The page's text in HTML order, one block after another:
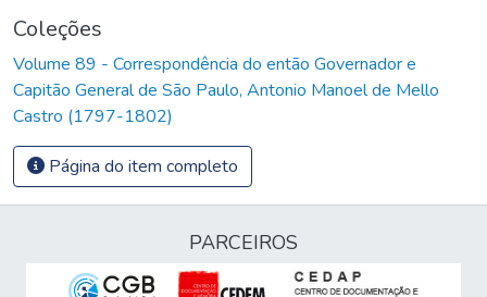
Coleções
Volume 89 - Correspondência do então Governador e
Capitão General de São Paulo, Antonio Manoel de Mello
Castro (1797-1802)
Página do item completo
PARCEIROS